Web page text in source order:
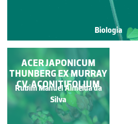
Biologia
SELO-DE-SALOMÃO
Rubim Manuel Almeida da
Silva
ACER JAPONICUM
THUNBERG EX MURRAY
CV. ACONITIFOLIUM
Rubim Manuel Almeida da
Silva